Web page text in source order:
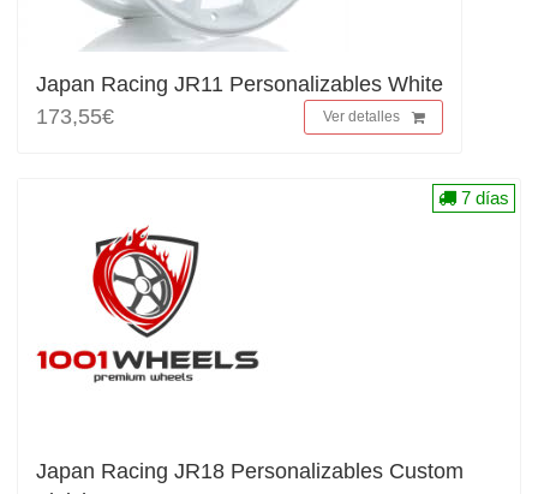
Japan Racing JR11 Personalizables White
173,55€
Ver detalles
Japan Racing JR18 Personalizables Custom
7 días